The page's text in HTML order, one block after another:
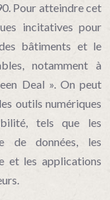
Pour atteindre cet
incitatives pour
bâtiments et le
notamment à
Deal ». On peut
outils numériques
tels que les
de données, les
et les applications